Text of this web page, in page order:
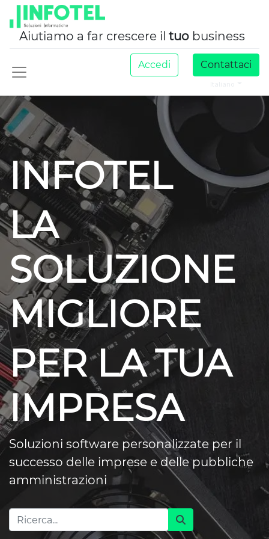
Aiutiamo a far crescere il tuo business
Accedi Contattaci
INFOTEL
LA
SOLUZIONE
MIGLIORE
PER LA TUA
IMPRESA
Soluzioni software personalizzate per il
successo delle imprese e delle pubbliche
amministrazioni